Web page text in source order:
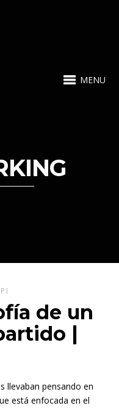
MENU
de un
|
llevaban pensando en
está enfocada en el